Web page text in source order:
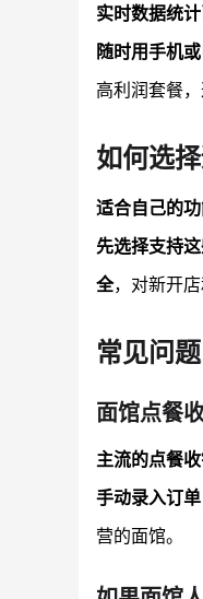
实时数据统
随时用手机
高利润套餐
如何选
适合自己的
先选择支持
全，对新开
常见问题
面馆点餐
主流的点餐
手动录入订
营的面馆。